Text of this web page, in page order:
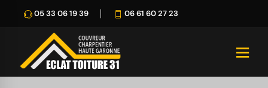
05 33 06 19 39 06 61 60 27 23